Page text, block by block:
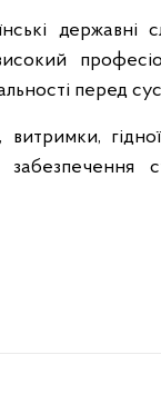
державні
перед